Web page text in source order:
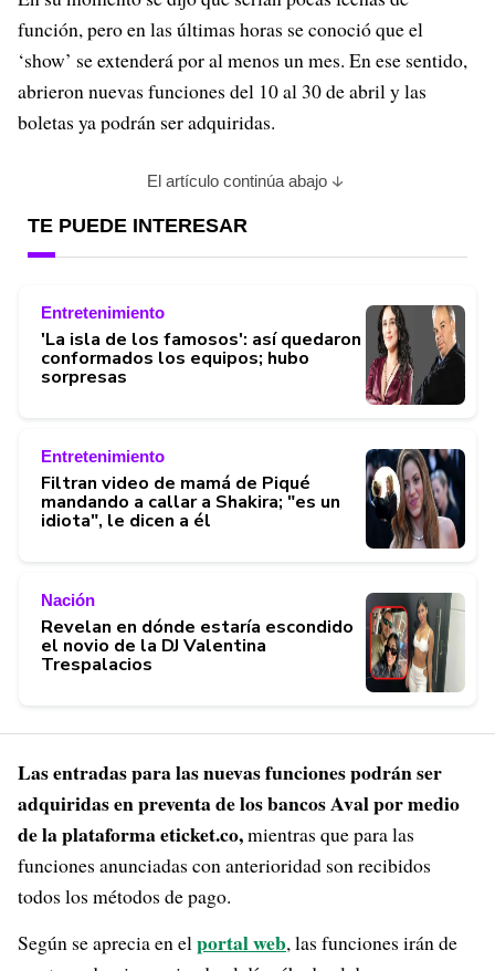
función, pero en las últimas horas se conoció que el
‘show’ se extenderá por al menos un mes. En ese sentido,
abrieron nuevas funciones del 10 al 30 de abril y las
boletas ya podrán ser adquiridas.
El artículo continúa abajo
TE PUEDE INTERESAR
Entretenimiento
'La isla de los famosos': así quedaron
conformados los equipos; hubo
sorpresas
Entretenimiento
Filtran video de mamá de Piqué
mandando a callar a Shakira; "es un
idiota", le dicen a él
Nación
Revelan en dónde estaría escondido
el novio de la DJ Valentina
Trespalacios
Las entradas para las nuevas funciones podrán ser
adquiridas en preventa de los bancos Aval por medio
de la plataforma eticket.co,mientras que para las
funciones anunciadas con anterioridad son recibidos
todos los métodos de pago.
Según se aprecia en elportal web, las funciones irán de